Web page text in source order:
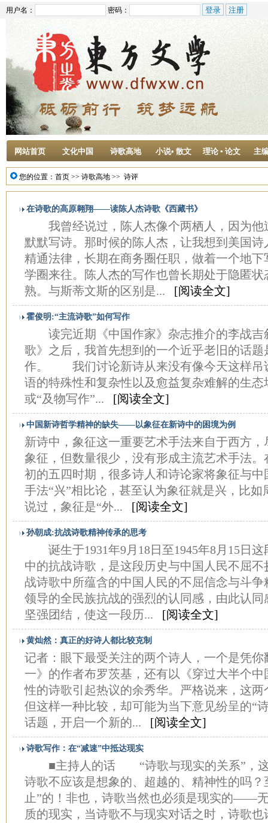
用户名： 密码：
网站首页 文化中国 诗歌高地 小说• 散文 理论 ▪ 论文 主
您的位置： 首页 >> 诗歌高地 >> 诗评
在诗歌的高原翱翔――读陈人杰诗歌《西藏书》
我曾经说过，陈人杰像个两栖人，因为他
默默写诗。那时候的陈人杰，让我想到美国
精通法律，长期在商务圈任职，做着一个地
学圈来往。陈人杰的写作也曾长期处于隐匿
熟。与斯蒂文斯的区别是... [阅读全文]
霍俊明:“主流诗歌”如何写作
读完近期《中国作家》杂志推介的李战吉
歌》之后，我首先想到的一个近乎老旧的话
作。 我们讨论新诗从来没有像今天这样吊
语的特殊性和复杂性以及愈益复杂难解的生态
或“及物写作”... [阅读全文]
中国新诗哲学精神的缺失――以象征在新诗中的困境为例
新诗中，象征这一重要艺术手法来自于西方
象征，但数量很少，没有形成主流艺术手法
初的五四时期，很多诗人和诗论家将象征与
手法“兴”相比论，甚至认为象征就是兴，比
说过，象征是“外... [阅读全文]
孙朝成:抗战诗歌精神传承的思考
诞生于1931年9月18日至1945年8月15日这
中的抗战诗歌，是这段历史与中国人民不屈
战诗歌中所蕴含的中国人民的不屈信念与斗
领导的全民族抗战的强烈的认同感，由此认
坚强团结，使这一段历... [阅读全文]
黄灿然：真正的好诗人都比较克制
记者：眼下最受关注的两个诗人，一个是凭
一》的作者布罗茨基，还有以《穿过大半个
性的诗歌引起热议的余秀华。严格说来，这
但这样一种比较，却可能为当下意见纷呈的“
话题，开启一个新的... [阅读全文]
诗歌写作：在“减速”中抵达现实
■主持人的话 “诗歌与现实的关系”，这
诗歌不应该是想象的、超越的、精神性的吗
止”的！非也，诗歌当然也必须是现实的——
质的现实，当诗歌不与现实对话之时，诗歌